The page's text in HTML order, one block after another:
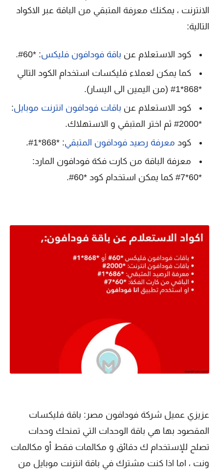
الانترنت ، يمكنك معرفة المتبقي من الباقة عبر الاكواد
التالية:
كود الاستعلام عن باقة فودافون فليكس: *60#.
كما يمكن لعملاء فليكسات استخدام الكود التالي
*868*1# (من اليمين الى اليسار).
كود الاستعلام عن باقات فودافون انترنت موبايل:
*2000# ثم اختر المتبقي و الاستهلاك.
كود معرفة رصيد فودافون المتبقي: *868*1#.
معرفة الباقة من كارت فكة فودافون المارد:
*60*7# كما يمكن استخدام كود *60#.
عزيزي عميل شركة فودافون مصر: باقة فليكسات
المقصود بها هي باقة الوحدات التي تمنحك وحدات
تصلح للإستخدام ك دقائق و مكالمات فقط أو مكالمات
ونت ، اما اذا كنت مشترك في باقة انترنت موبايل من